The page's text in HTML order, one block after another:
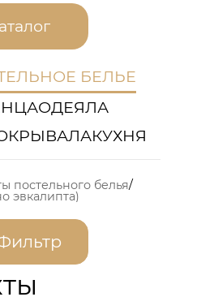
БЕЛЬЕ
ОДЕЯЛА
КУХНЯ
постельного белья
эвкалипта)